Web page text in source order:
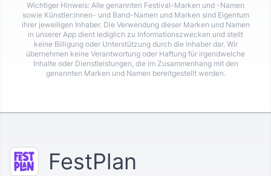
Wichtiger Hinweis: Alle genannten Festival-Marken und -Namen
sowie Künstler:innen- und Band-Namen und Marken sind Eigentum
ihrer jeweiligen Inhaber. Die Verwendung dieser Marken und Namen
in unserer App dient lediglich zu Informationszwecken und stellt
keine Billigung oder Unterstützung durch die Inhaber dar. Wir
übernehmen keine Verantwortung oder Haftung für irgendwelche
Inhalte oder Dienstleistungen, die im Zusammenhang mit den
genannten Marken und Namen bereitgestellt werden.
FestPlan